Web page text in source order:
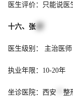
医生评价：只能说医
十六、张
医生级别： 主治医师
执业年限：10-20年
坐诊医院：西安 整